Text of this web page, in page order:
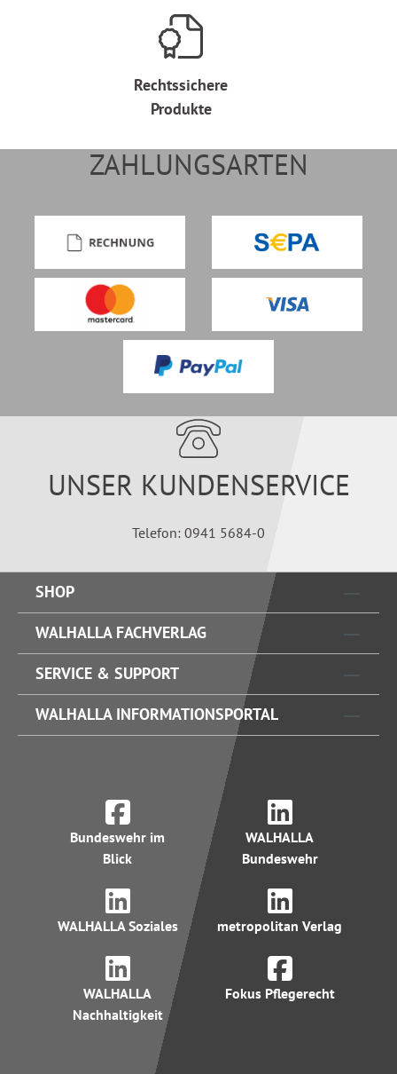
Rechtssichere
Produkte
ZAHLUNGSARTEN
UNSER KUNDENSERVICE
Telefon: 0941 5684-0
SHOP
WALHALLA FACHVERLAG
SERVICE & SUPPORT
WALHALLA INFORMATIONSPORTAL
Bundeswehr im
Blick
WALHALLA
Bundeswehr
WALHALLA Soziales metropolitan Verlag
WALHALLA
Nachhaltigkeit
Fokus Pflegerecht